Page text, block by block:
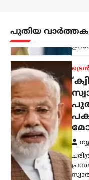
പുതിയ